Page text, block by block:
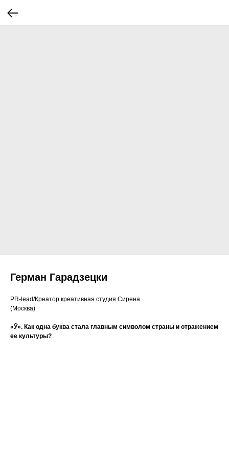
Герман Гарадзецки
PR-lead/Креатор креативная студия Сирена
(Москва)
«Ў». Как одна буква стала главным символом страны и отражением
ее культуры?